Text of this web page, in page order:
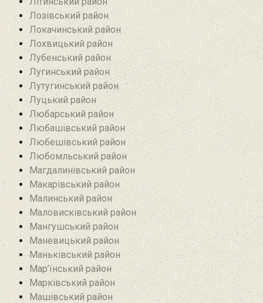
Лозівський район
Локачинський район
Лохвицький район
Лубенський район
Лугинський район‎
Лутугинський район
Луцький район
Любарський район‎
Любашівський район‎
Любешівський район
Любомльський район
Магдалинівський район
Макарівський район
Малинський район
Маловисківський район
Мангушський район
Маневицький район
Маньківський район‎
Мар’їнський район‎
Марківський район
Машівський район‎